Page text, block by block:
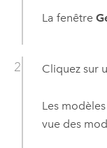
La fenêtre
Cliquez sur
Les
vue des